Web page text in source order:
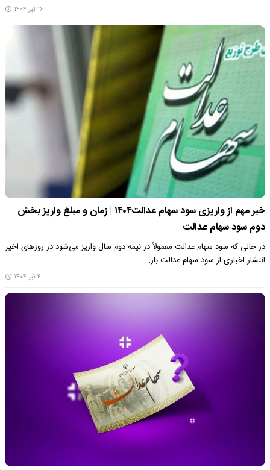
۱۶ تیر ۱۴۰۴
خبر مهم از واریزی سود سهام عدالت۱۴۰۴ | زمان و مبلغ واریز بخش
دوم سود سهام عدالت
در حالی که سود سهام عدالت معمولاً در نیمه دوم سال واریز می‌شود در روز‌های اخیر
انتشار اخباری از سود سهام عدالت بار…
۴ تیر ۱۴۰۴